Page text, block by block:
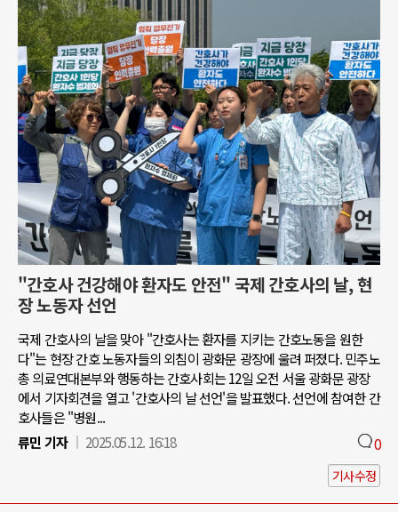
"간호사 건강해야 환자도 안전" 국제 간호사의 날, 현
장 노동자 선언
국제 간호사의 날을 맞아 "간호사는 환자를 지키는 간호노동을 원한
다"는 현장 간호 노동자들의 외침이 광화문 광장에 울려 퍼졌다. 민주노
총 의료연대본부와 행동하는 간호사회는 12일 오전 서울 광화문 광장
에서 기자회견을 열고 '간호사의 날 선언'을 발표했다. 선언에 참여한 간
호사들은 "병원...
류민 기자
2025.05.12. 16:18 0
기사수정